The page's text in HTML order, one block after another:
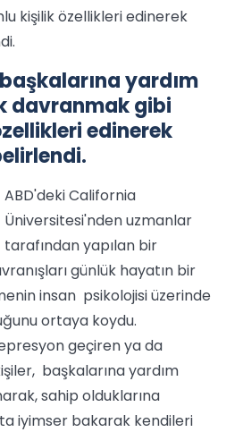
kişilik özellikleri edinerek
yardım
davranmak gibi
edinerek
ABD'deki California
Üniversitesi'nden uzmanlar
tarafından yapılan bir
günlük hayatın bir
insan psikolojisi üzerinde
ortaya koydu.
geçiren ya da
başkalarına yardım
sahip olduklarına
iyimser bakarak kendileri